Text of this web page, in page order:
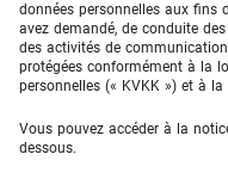
données personnelles aux fins
avez demandé, de conduite
des activités de
protégées conformément à la
personnelles (« KVKK ») et à
Vous pouvez accéder à la
dessous.
Facette
Dentaire
30/06/2026